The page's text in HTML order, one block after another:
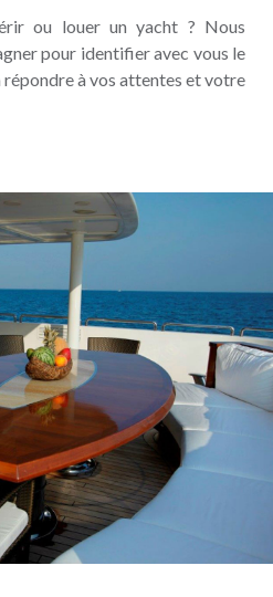
ou louer un yacht ? Nous
pour identifier avec vous le
répondre à vos attentes et votre